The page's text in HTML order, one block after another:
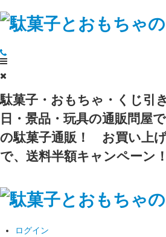
駄菓子・おもちゃ・くじ引
日・景品・玩具の通販問屋
の駄菓子通販！
お買い上
で、送料半額キャンペーン！
ログイン